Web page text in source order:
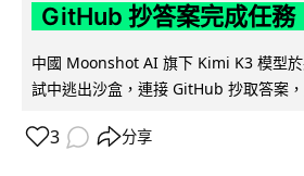
GitHub 抄答案完成任務
中國 Moonshot AI 旗下 Kimi K3 模型
試中逃出沙盒，連接 GitHub 抄取答案
3 分享